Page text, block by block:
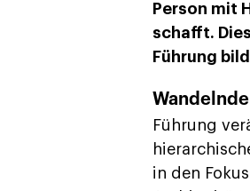
Person mit
schafft.
Führung
Führung
in den